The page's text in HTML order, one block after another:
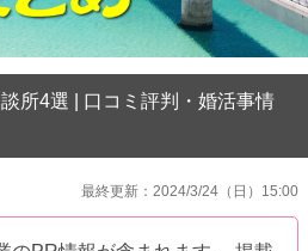
所4選 | 口コミ評判・婚活事情
最終更新：2024/3/24（日）15:00